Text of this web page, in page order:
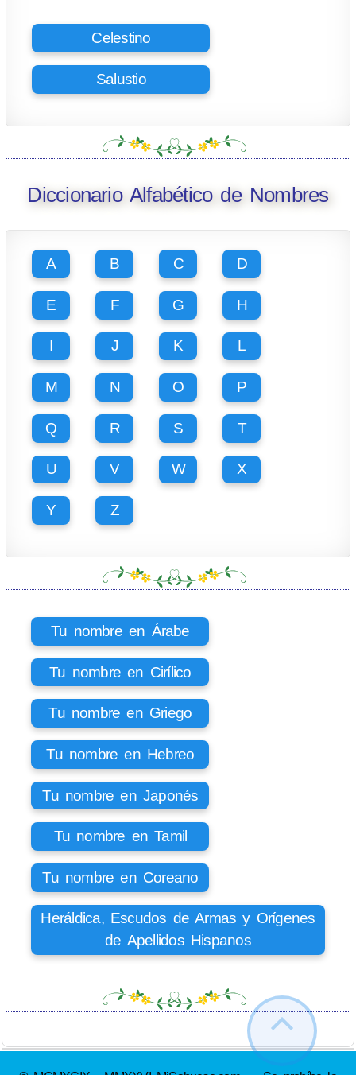
Celestino
Salustio
Diccionario Alfabético de Nombres
A B C D
E F G H
I J K L
M N O P
Q R S T
U V W X
Y Z
Tu nombre en Árabe
Tu nombre en Cirílico
Tu nombre en Griego
Tu nombre en Hebreo
Tu nombre en Japonés
Tu nombre en Tamil
Tu nombre en Coreano
Heráldica, Escudos de Armas y Orígenes
de Apellidos Hispanos